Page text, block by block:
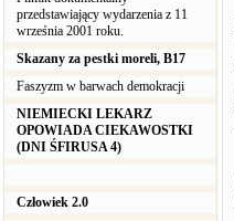
przedstawiający wydarzenia z 11
września 2001 roku.
Skazany za pestki moreli, B17
Faszyzm w barwach demokracji
NIEMIECKI LEKARZ
OPOWIADA CIEKAWOSTKI
(DNI ŚFIRUSA 4)
Człowiek 2.0